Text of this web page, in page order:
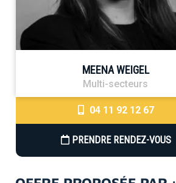
MEENA WEIGEL
Multi-secteurs
04 11 92 12 67
PRENDRE RENDEZ-VOUS